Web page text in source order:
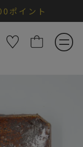
ポイント